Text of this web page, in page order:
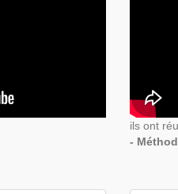
ils ont
-